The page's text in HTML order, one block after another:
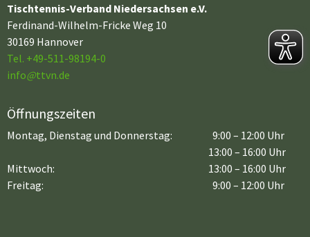
Tischtennis-Verband Niedersachsen e.V.
Ferdinand-Wilhelm-Fricke Weg 10
30169 Hannover
Tel. +49-511-98194-0
info@ttvn.de
Öffnungszeiten
Montag, Dienstag und Donnerstag:
9:00 – 12:00 Uhr
13:00 – 16:00 Uhr
Mittwoch:
Freitag:
13:00 – 16:00 Uhr
9:00 – 12:00 Uhr